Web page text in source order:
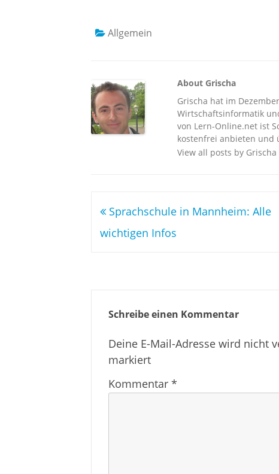
Allgemein
About Grischa
Grischa hat im
Wirtschaftsinformatik
von Lern-Online.net ist
kostenfrei anbieten und
View all posts by Grischa
Beitragsnavigation
Sprachschule in Mannheim: Alle
wichtigen Infos
Schreibe einen Kommentar
Deine E-Mail-Adresse wird nicht
markiert
Kommentar *